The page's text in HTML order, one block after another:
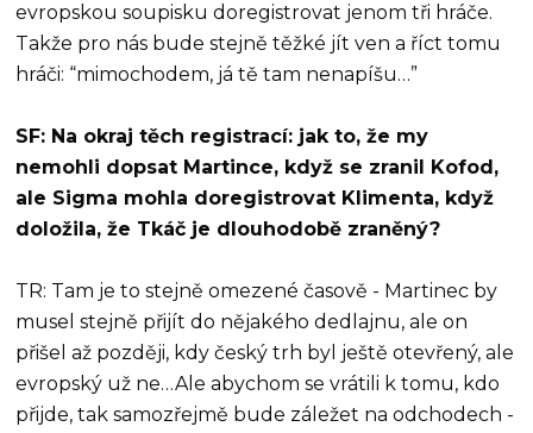
evropskou soupisku doregistrovat jenom tři hráče.
Takže pro nás bude stejně těžké jít ven a říct tomu
hráči: “mimochodem, já tě tam nenapíšu…”
SF: Na okraj těch registrací: jak to, že my
nemohli dopsat Martince, když se zranil Kofod,
ale Sigma mohla doregistrovat Klimenta, když
doložila, že Tkáč je dlouhodobě zraněný?
TR: Tam je to stejně omezené časově - Martinec by
musel stejně přijít do nějakého dedlajnu, ale on
přišel až později, kdy český trh byl ještě otevřený, ale
evropský už ne…Ale abychom se vrátili k tomu, kdo
přijde, tak samozřejmě bude záležet na odchodech -